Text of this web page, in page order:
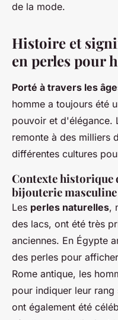
de la mode.
Histoire et
en perles pour
Porté à travers les
homme a toujours été
pouvoir et d'élégance.
remonte à des milliers
différentes cultures
Contexte historique
bijouterie masculine
Les perles naturelles,
des lacs, ont été très
anciennes. En Égypte
des perles pour
Rome antique, les
pour indiquer leur rang
ont également été